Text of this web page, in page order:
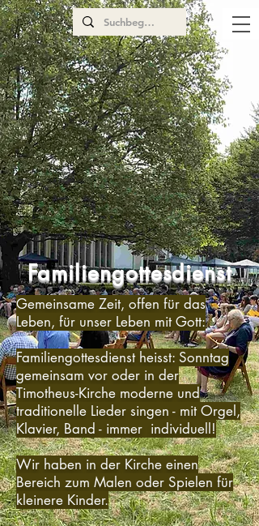
Familiengottesdienst
Gemeinsame Zeit, offen für das
Leben, für unser Leben mit Gott:
Familiengottesdienst heisst: Sonntag
gemeinsam vor oder in der
Timotheus-Kirche moderne und
traditionelle Lieder singen - mit Orgel,
Klavier, Band - immer individuell!
Wir haben in der Kirche einen
Bereich zum Malen oder Spielen für
kleinere Kinder.